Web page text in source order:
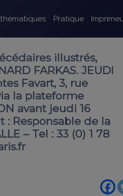
Pratique
illustrés,
FARKAS. JEUDI
Favart, 3, rue
la plateforme
avant jeudi 16
: Responsable de la
– Tel : 33 (0) 1 78